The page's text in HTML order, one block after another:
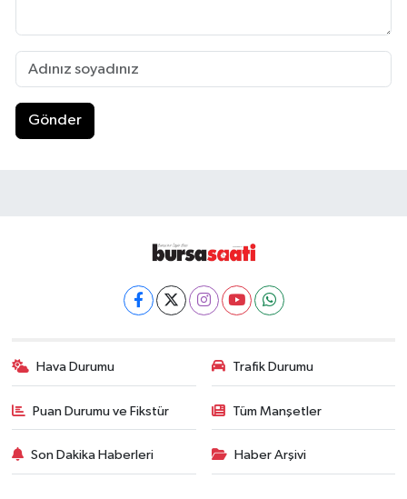
Gönder
Hava Durumu Trafik Durumu
Puan Durumu ve Fikstür Tüm Manşetler
Son Dakika Haberleri Haber Arşivi